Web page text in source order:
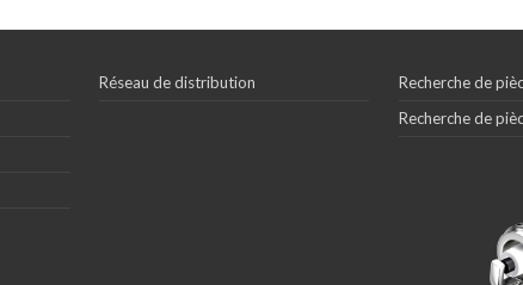
Réseau de distribution
Recherche de
Recherche de